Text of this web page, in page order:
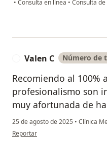
• Consulta en línea • Consulta
Valen C Número de
Recomiendo al 100%
profesionalismo son
muy afortunada de
25 de agosto de 2025 • Clínica
en opinión del usuario Valen C
Reportar